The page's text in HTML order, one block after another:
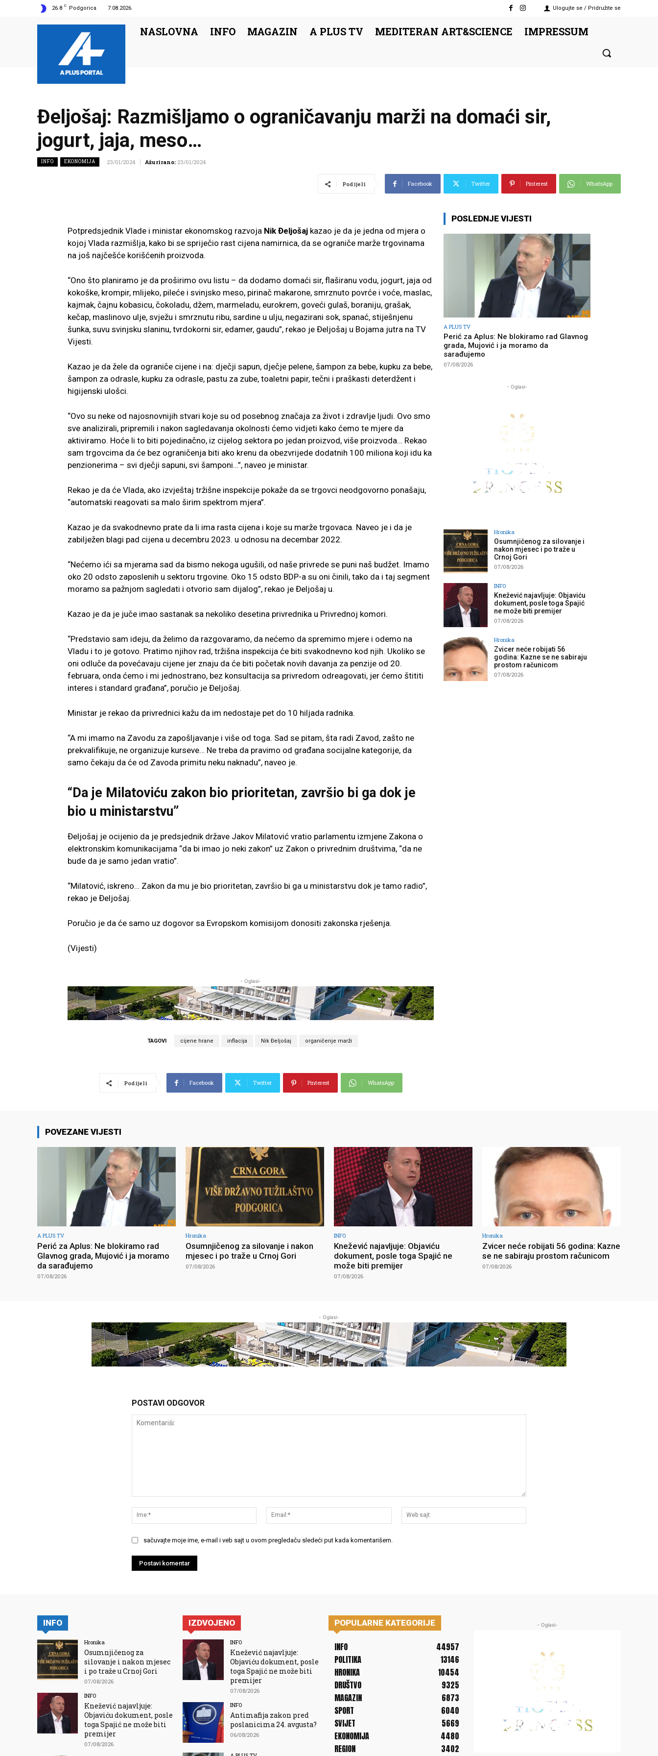
26.8 C Podgorica 7.08.2026. Ulogujte se / Pridružite se
NASLOVNA INFO MAGAZIN A PLUS TV MEDITERAN ART&SCIENCE IMPRESSUM
Đeljošaj: Razmišljamo o ograničavanju marži na domaći sir,
jogurt, jaja, meso…
INFO EKONOMIJA 23/01/2024 Ažurirano: 23/01/2024
Podijeli Facebook Twitter Pinterest WhatsApp
Potpredsjednik Vlade i ministar ekonomskog razvoja Nik Đeljošaj kazao je da je jedna od mjera o
kojoj Vlada razmišlja, kako bi se spriječio rast cijena namirnica, da se ograniče marže trgovinama
na još najčešće korišćenih proizvoda.
“Ono što planiramo je da proširimo ovu listu – da dodamo domaći sir, flaširanu vodu, jogurt, jaja od
kokoške, krompir, mlijeko, pileće i svinjsko meso, pirinač makarone, smrznuto povrće i voće, maslac,
kajmak, čajnu kobasicu, čokoladu, džem, marmeladu, eurokrem, goveći gulaš, boraniju, grašak,
kečap, maslinovo ulje, svježu i smrznutu ribu, sardine u ulju, negazirani sok, spanać, stiješnjenu
šunka, suvu svinjsku slaninu, tvrdokorni sir, edamer, gaudu”, rekao je Đeljošaj u Bojama jutra na TV
Vijesti.
Kazao je da žele da ograniče cijene i na: dječji sapun, dječje pelene, šampon za bebe, kupku za bebe,
šampon za odrasle, kupku za odrasle, pastu za zube, toaletni papir, tečni i praškasti deterdžent i
higijenski ulošci.
“Ovo su neke od najosnovnijih stvari koje su od posebnog značaja za život i zdravlje ljudi. Ovo smo
sve analizirali, pripremili i nakon sagledavanja okolnosti ćemo vidjeti kako ćemo te mjere da
aktiviramo. Hoće li to biti pojedinačno, iz cijelog sektora po jedan proizvod, više proizvoda… Rekao
sam trgovcima da će bez ograničenja biti ako krenu da obezvrijede dodatnih 100 miliona koji idu ka
penzionerima – svi dječji sapuni, svi šamponi…”, naveo je ministar.
Rekao je da će Vlada, ako izvještaj tržišne inspekcije pokaže da se trgovci neodgovorno ponašaju,
“automatski reagovati sa malo širim spektrom mjera”.
Kazao je da svakodnevno prate da li ima rasta cijena i koje su marže trgovaca. Naveo je i da je
zabilježen blagi pad cijena u decembru 2023. u odnosu na decembar 2022.
“Nećemo ići sa mjerama sad da bismo nekoga ugušili, od naše privrede se puni naš budžet. Imamo
oko 20 odsto zaposlenih u sektoru trgovine. Oko 15 odsto BDP-a su oni činili, tako da i taj segment
moramo sa pažnjom sagledati i otvorio sam dijalog”, rekao je Đeljošaj u.
Kazao je da je juče imao sastanak sa nekoliko desetina privrednika u Privrednoj komori.
“Predstavio sam ideju, da želimo da razgovaramo, da nećemo da spremimo mjere i odemo na
Vladu i to je gotovo. Pratimo njihov rad, tržišna inspekcija će biti svakodnevno kod njih. Ukoliko se
oni odluče da povećavaju cijene jer znaju da će biti početak novih davanja za penzije od 20.
februara, onda ćemo i mi jednostrano, bez konsultacija sa privredom odreagovati, jer ćemo štititi
interes i standard građana”, poručio je Đeljošaj.
Ministar je rekao da privrednici kažu da im nedostaje pet do 10 hiljada radnika.
“A mi imamo na Zavodu za zapošljavanje i više od toga. Sad se pitam, šta radi Zavod, zašto ne
prekvalifikuje, ne organizuje kurseve… Ne treba da pravimo od građana socijalne kategorije, da
samo čekaju da će od Zavoda primitu neku naknadu”, naveo je.
“Da je Milatoviću zakon bio prioritetan, završio bi ga dok je
bio u ministarstvu”
Đeljošaj je ocijenio da je predsjednik države Jakov Milatović vratio parlamentu izmjene Zakona o
elektronskim komunikacijama “da bi imao jo neki zakon” uz Zakon o privrednim društvima, “da ne
bude da je samo jedan vratio”.
“Milatović, iskreno… Zakon da mu je bio prioritetan, završio bi ga u ministarstvu dok je tamo radio”,
rekao je Đeljošaj.
Poručio je da će samo uz dogovor sa Evropskom komisijom donositi zakonska rješenja.
(Vijesti)
- Oglasi-
TAGOVI cijene hrane inflacija Nik Đeljošaj organičenje marži
Podijeli Facebook Twitter Pinterest WhatsApp
POSLEDNJE VIJESTI
A PLUS TV
Perić za Aplus: Ne blokiramo rad Glavnog
grada, Mujović i ja moramo da
sarađujemo
07/08/2026
- Oglasi-
Hronika
Osumnjičenog za silovanje i
nakon mjesec i po traže u
Crnoj Gori
07/08/2026
INFO
Knežević najavljuje: Objaviću
dokument, posle toga Spajić
ne može biti premijer
07/08/2026
Hronika
Zvicer neće robijati 56
godina: Kazne se ne sabiraju
prostom računicom
07/08/2026
POVEZANE VIJESTI
A PLUS TV
Perić za Aplus: Ne blokiramo rad
Glavnog grada, Mujović i ja moramo
da sarađujemo
07/08/2026
Hronika
Osumnjičenog za silovanje i nakon
mjesec i po traže u Crnoj Gori
07/08/2026
INFO
Knežević najavljuje: Objaviću
dokument, posle toga Spajić ne
može biti premijer
07/08/2026
Hronika
Zvicer neće robijati 56 godina: Kazne
se ne sabiraju prostom računicom
07/08/2026
- Oglasi-
POSTAVI ODGOVOR
Ime:*
Email:*
sajt:
sačuvajte moje ime, e-mail i veb sajt u ovom pregledaču sledeći put kada komentarišem.
INFO
Hronika
Osumnjičenog za
silovanje i nakon mjesec
i po traže u Crnoj Gori
07/08/2026
INFO
Knežević najavljuje:
Objaviću dokument, posle
toga Spajić ne može biti
premijer
07/08/2026
IZDVOJENO
INFO
Knežević najavljuje:
Objaviću dokument, posle
toga Spajić ne može biti
premijer
07/08/2026
INFO
Antimafija zakon pred
poslanicima 24. avgusta?
06/08/2026
POPULARNE KATEGORIJE
INFO
44957
POLITIKA
13146
HRONIKA
10454
DRUŠTVO
9325
MAGAZIN
6873
SPORT
6040
SVIJET
5669
EKONOMIJA
4480
REGION
3402
- Oglasi-